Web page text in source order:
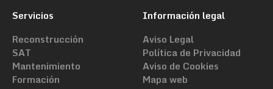
Servicios
Reconstrucción
SAT
Mantenimiento
Formación
Información legal
Aviso Legal
Política de Privacidad
Aviso de Cookies
Mapa web